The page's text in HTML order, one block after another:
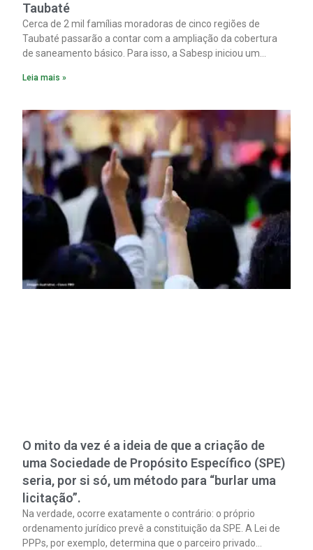
Taubaté
Cerca de 2 mil famílias moradoras de cinco regiões de
Taubaté passarão a contar com a ampliação da cobertura
de saneamento básico. Para isso, a Sabesp iniciou um
milhões.
Leia mais »
O mito da vez é a ideia de que a criação de
uma Sociedade de Propósito Específico (SPE)
seria, por si só, um método para “burlar uma
licitação”.
Na verdade, ocorre exatamente o contrário: o próprio
ordenamento jurídico prevê a constituição da SPE. A Lei de
PPPs, por exemplo, determina que o parceiro privado